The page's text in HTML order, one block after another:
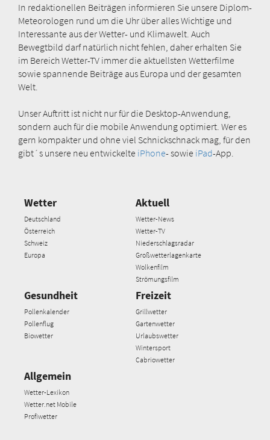
In redaktionellen Beiträgen informieren Sie unsere Diplom-
Meteorologen rund um die Uhr über alles Wichtige und
Interessante aus der Wetter- und Klimawelt. Auch
Bewegtbild darf natürlich nicht fehlen, daher erhalten Sie
im Bereich Wetter-TV immer die aktuellsten Wetterfilme
sowie spannende Beiträge aus Europa und der gesamten
Welt.
Unser Auftritt ist nicht nur für die Desktop-Anwendung,
sondern auch für die mobile Anwendung optimiert. Wer es
gern kompakter und ohne viel Schnickschnack mag, für den
gibt´s unsere neu entwickelte iPhone- sowie iPad-App.
Wetter
Deutschland
Österreich
Schweiz
Europa
Aktuell
Wetter-News
Wetter-TV
Niederschlagsradar
Großwetterlagenkarte
Wolkenfilm
Strömungsfilm
Gesundheit
Pollenkalender
Pollenflug
Biowetter
Freizeit
Grillwetter
Gartenwetter
Urlaubswetter
Wintersport
Cabriowetter
Allgemein
Wetter-Lexikon
Wetter.net Mobile
Profiwetter